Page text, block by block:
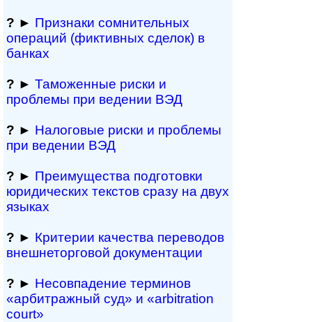
? ► Признаки сомнитель­ных
операций (фиктивных сделок) в
банках
? ► Таможенные риски и
проблемы при ведении ВЭД
? ► Налоговые риски и проблемы
при ведении ВЭД
? ► Преимущества под­гото­вки
юри­ди­чес­ких тек­с­тов сразу на двух
языках
? ► Критерии качества переводов
внешне­тор­го­вой документации
? ► Несовпадение терминов
«арбитражный суд» и «arbitration
court»